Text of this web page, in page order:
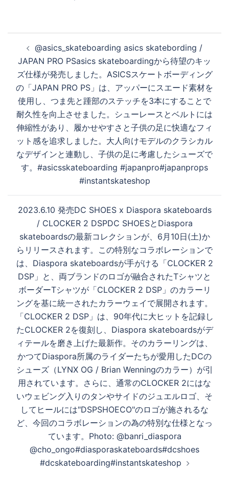
ナ
ビ
ゲ
ー
シ
ョ
ン
@asics_skateboarding asics skatebording /
JAPAN PRO PSasics skateboardingから待望のキッ
ズ仕様が発売しました。ASICSスケートボーディング
の「JAPAN PRO PS」は、アッパーにスエード素材を
使用し、つま先と踵部のステッチを3本にすることで
耐久性を向上させました。シューレースとベルトには
伸縮性があり、履かせやすさと子供の足に快適なフィ
ット感を追求しました。大人向けモデルのクラシカル
なデザインと連動し、子供の足に考慮したシューズで
す。#asicsskateboarding #japanpro#japanprops
#instantskateshop
2023.6.10 発売DC SHOES x Diaspora skateboards
/ CLOCKER 2 DSPDC SHOESとDiaspora
skateboardsの最新コレクションが、6月10日(土)か
らリリースされます。この特別なコラボレーションで
は、Diaspora skateboardsが手がける「CLOCKER 2
DSP」と、両ブランドのロゴが融合されたTシャツと
ボーダーTシャツが「CLOCKER 2 DSP」のカラーリ
ングを基に統一されたカラーウェイで展開されます。
「CLOCKER 2 DSP」は、90年代に大ヒットを記録し
たCLOCKER 2を復刻し、Diaspora skateboardsがデ
ィテールを磨き上げた最新作。そのカラーリングは、
かつてDiaspora所属のライダーたちが愛用したDCの
シューズ（LYNX OG / Brian Wenningのカラー）が引
用されています。さらに、通常のCLOCKER 2にはな
いウェビング入りのタンやサイドのジュエルロゴ、そ
してヒールには"DSPSHOECO"のロゴが施されるな
ど、今回のコラボレーションの為の特別な仕様となっ
ています。Photo: @banri_diaspora
@cho_ongo#diasporaskateboards#dcshoes
#dcskateboarding#instantskateshop